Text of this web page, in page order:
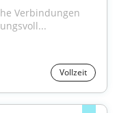
Verbindungen
Vollzeit